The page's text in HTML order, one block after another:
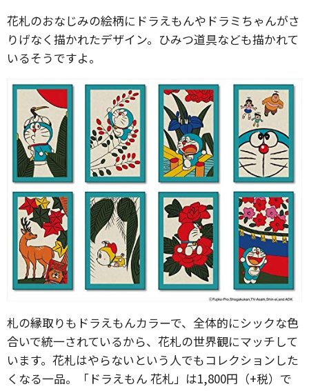
花札のおなじみの絵柄にドラえもんやドラミちゃんがさ
りげなく描かれたデザイン。ひみつ道具なども描かれて
いるそうですよ。
札の縁取りもドラえもんカラーで、全体的にシックな色
合いで統一されているから、花札の世界観にマッチして
います。花札はやらないという人でもコレクションした
くなる一品。「ドラえもん 花札」は1,800円（+税）で